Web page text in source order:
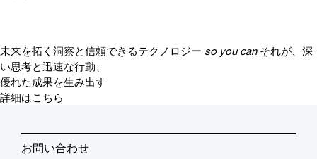
未来を拓く洞察と信頼できるテクノロジー so you can それが、深
い思考と迅速な行動、
優れた成果を生み出す
詳細はこちら
お問い合わせ